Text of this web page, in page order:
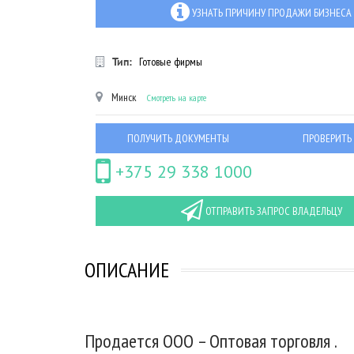
УЗНАТЬ ПРИЧИНУ ПРОДАЖИ БИЗНЕСА
Тип: Готовые фирмы
Минск Смотреть на карте
ПОЛУЧИТЬ ДОКУМЕНТЫ
+375 29 338 1000
ОТПРАВИТЬ ЗАПРОС ВЛАДЕЛЬЦУ
ОПИСАНИЕ
Продается ООО – Оптовая торговля .